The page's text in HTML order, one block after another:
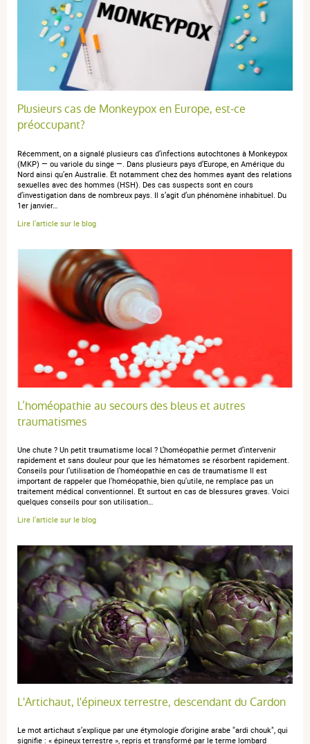
Plusieurs cas de Monkeypox en Europe, est-ce
préoccupant?
Récemment, on a signalé plusieurs cas d’infections autochtones à Monkeypox
(MKP) — ou variole du singe —. Dans plusieurs pays d’Europe, en Amérique du
Nord ainsi qu’en Australie. Et notamment chez des hommes ayant des relations
sexuelles avec des hommes (HSH). Des cas suspects sont en cours
d’investigation dans de nombreux pays. Il s’agit d’un phénomène inhabituel. Du
1er janvier…
Lire l'article sur le blog
L’homéopathie au secours des bleus et autres
traumatismes
Une chute ? Un petit traumatisme local ? L’homéopathie permet d’intervenir
rapidement et sans douleur pour que les hématomes se résorbent rapidement.
Conseils pour l'utilisation de l'homéopathie en cas de traumatisme Il est
important de rappeler que l'homéopathie, bien qu'utile, ne remplace pas un
traitement médical conventionnel. Et surtout en cas de blessures graves. Voici
quelques conseils pour son utilisation…
Lire l'article sur le blog
L'Artichaut, l'épineux terrestre, descendant du Cardon
Le mot artichaut s’explique par une étymologie d’origine arabe "ardi chouk", qui
signifie : « épineux terrestre », repris et transformé par le terme lombard